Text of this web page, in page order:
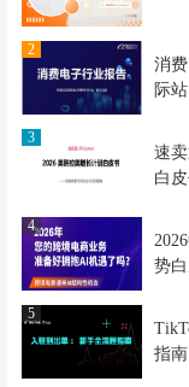
2
消
际站
3
速
白
4
势
5
指南